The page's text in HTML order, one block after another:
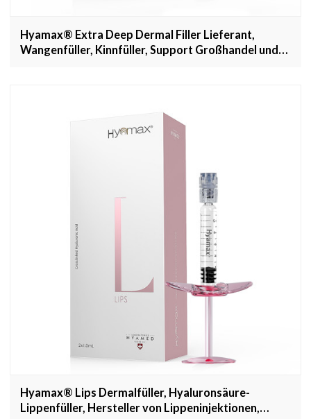
Hyamax® Extra Deep Dermal Filler Lieferant,
Wangenfüller, Kinnfüller, Support Großhandel und
Hyamax® Lips Dermalfüller, Hyaluronsäure-
Lippenfüller, Hersteller von Lippeninjektionen,